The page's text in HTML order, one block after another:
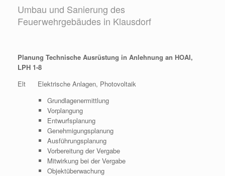
Umbau und Sanierung des
Feuerwehrgebäudes in Klausdorf
Planung Technische Ausrüstung in Anlehnung an HOAI,
LPH 1-8
Elt Elektrische Anlagen, Photovoltaik
Grundlagenermittlung
Vorplangung
Entwurfsplanung
Genehmigungsplanung
Ausführungsplanung
Vorbereitung der Vergabe
Mitwirkung bei der Vergabe
Objektüberwachung